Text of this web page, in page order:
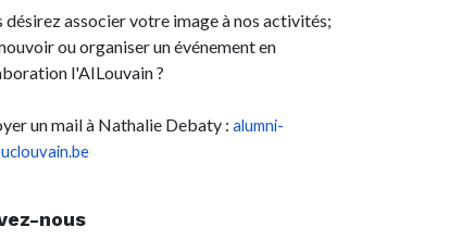
désirez associer votre image à nos activités;
ou organiser un événement en
l'AILouvain ?
un mail à Nathalie Debaty : alumni-
nous